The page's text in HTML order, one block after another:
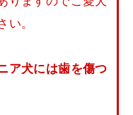
い。
ア犬には歯を傷つ